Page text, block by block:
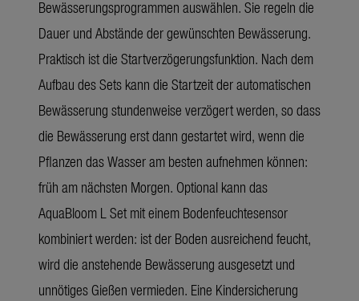
Bewässerungsprogrammen auswählen. Sie regeln die
Dauer und Abstände der gewünschten Bewässerung.
Praktisch ist die Startverzögerungsfunktion. Nach dem
Aufbau des Sets kann die Startzeit der automatischen
Bewässerung stundenweise verzögert werden, so dass
die Bewässerung erst dann gestartet wird, wenn die
Pflanzen das Wasser am besten aufnehmen können:
früh am nächsten Morgen. Optional kann das
AquaBloom L Set mit einem Bodenfeuchtesensor
kombiniert werden: ist der Boden ausreichend feucht,
wird die anstehende Bewässerung ausgesetzt und
unnötiges Gießen vermieden. Eine Kindersicherung